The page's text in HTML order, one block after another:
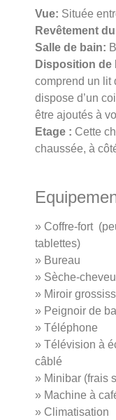
Vue: Située
Revêtement
Salle de bain:
Disposition de
comprend un lit
dispose d’un
être ajoutés à
Etage : Cette
chaussée, à
» Coffre-fort
tablettes)
» Bureau
» Sèche-
» Miroir
» Peignoir de
» Téléphone
» Télévision à
câblé
» Minibar (frais
» Machine à
» Climatisation